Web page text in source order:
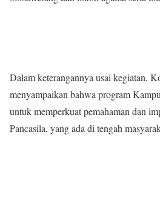
Dalam keterangannya usai kegiatan,
menyampaikan bahwa program
untuk memperkuat pemahaman dan
Pancasila, yang ada di tengah